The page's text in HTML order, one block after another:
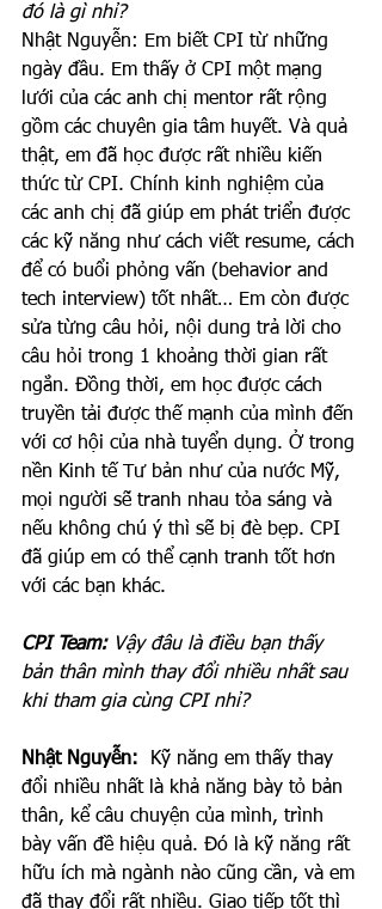
đó là gì nhỉ?
Nhật Nguyễn: Em biết CPI từ những
ngày đầu. Em thấy ở CPI một mạng
lưới của các anh chị mentor rất rộng
gồm các chuyên gia tâm huyết. Và quả
thật, em đã học được rất nhiều kiến
thức từ CPI. Chính kinh nghiệm của
các anh chị đã giúp em phát triển được
các kỹ năng như cách viết resume, cách
để có buổi phỏng vấn (behavior and
tech interview) tốt nhất… Em còn được
sửa từng câu hỏi, nội dung trả lời cho
câu hỏi trong 1 khoảng thời gian rất
ngắn. Đồng thời, em học được cách
truyền tải được thế mạnh của mình đến
với cơ hội của nhà tuyển dụng. Ở trong
nền Kinh tế Tư bản như của nước Mỹ,
mọi người sẽ tranh nhau tỏa sáng và
nếu không chú ý thì sẽ bị đè bẹp. CPI
đã giúp em có thể cạnh tranh tốt hơn
với các bạn khác.
CPI Team: Vậy đâu là điều bạn thấy
bản thân mình thay đổi nhiều nhất sau
khi tham gia cùng CPI nhỉ?
Nhật Nguyễn:
Kỹ năng em thấy thay
đổi nhiều nhất là khả năng bày tỏ bản
thân, kể câu chuyện của mình, trình
bày vấn đề hiệu quả. Đó là kỹ năng rất
hữu ích mà ngành nào cũng cần, và em
đã thay đổi rất nhiều. Giao tiếp tốt thì